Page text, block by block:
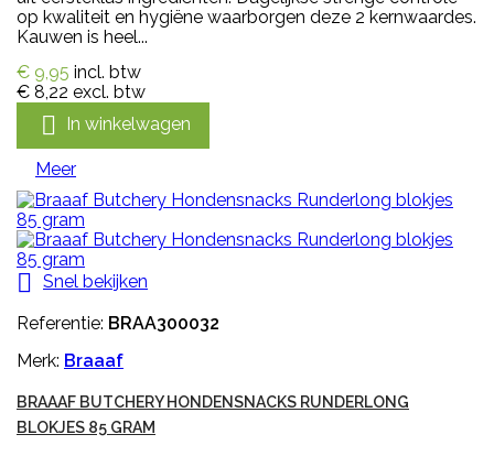
op kwaliteit en hygiëne waarborgen deze 2 kernwaardes.
Kauwen is heel...
€ 9,95 incl. btw
€ 8,22 excl. btw
 In winkelwagen
Meer

Snel bekijken
Referentie: BRAA300032
Merk: Braaaf
BRAAAF BUTCHERY HONDENSNACKS RUNDERLONG
BLOKJES 85 GRAM